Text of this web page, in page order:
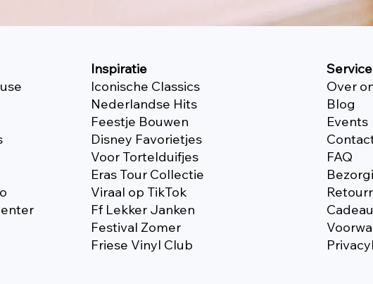
Inspiratie
Iconische Classics
Nederlandse Hits
Feestje Bouwen
Disney Favorietjes
Voor Tortelduifjes
Eras Tour Collectie
Viraal op TikTok
Ff Lekker Janken
Festival Zomer
Friese Vinyl Club
Service
Over
Blog
Events
FAQ